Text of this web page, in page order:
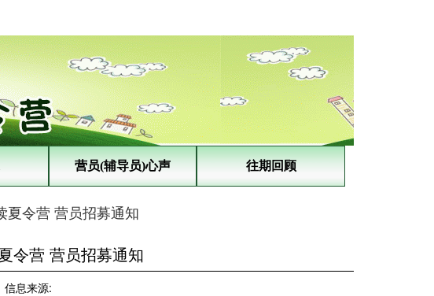
营员(辅导员)心声 往期回顾
令营 营员招募通知
令营 营员招募通知
息来源: